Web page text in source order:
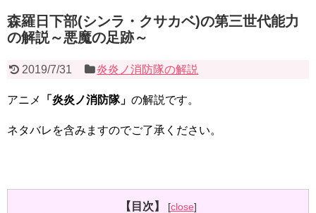
森羅日下部(シンラ・クサカベ)の第三世代能力
の解説～悪魔の足跡～
2019/7/31 炎炎ノ消防隊の解説
アニメ 「炎炎ノ消防隊」 の解説です。
ネタバレを含みますのでご了承ください。
【目次】 [close]